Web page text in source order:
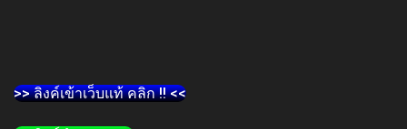
>> ลิงค์เข้าเว็บแท้ คลิก !! <<